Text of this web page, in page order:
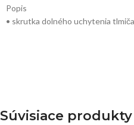
Popis
• skrutka dolného uchytenia tlmiča
Súvisiace produkty